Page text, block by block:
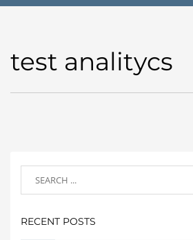
test analitycs
RECENT POSTS